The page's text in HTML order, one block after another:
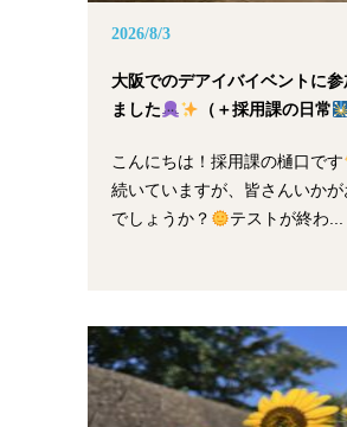
2026/8/3
大阪でのデアイバイベントに参
ました
（＋採用課の日常
こんにちは！採用課の樋口です
続いていますが、皆さんいかが
でしょうか？
テストが終わ...